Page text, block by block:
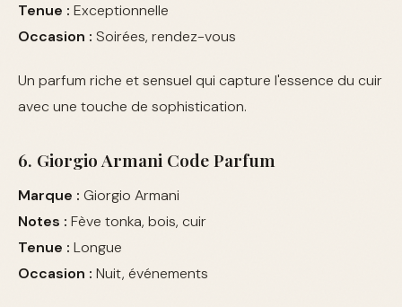
Tenue : Exceptionnelle
Occasion : Soirées, rendez-vous
Un parfum riche et sensuel qui capture l'essence du cuir
avec une touche de sophistication.
6. Giorgio Armani Code Parfum
Marque : Giorgio Armani
Notes : Fève tonka, bois, cuir
Tenue : Longue
Occasion : Nuit, événements